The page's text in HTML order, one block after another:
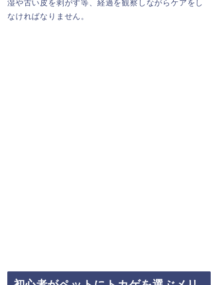
湿や古い皮を剥がす等、経過を観察しながらケアをし
なければなりません。